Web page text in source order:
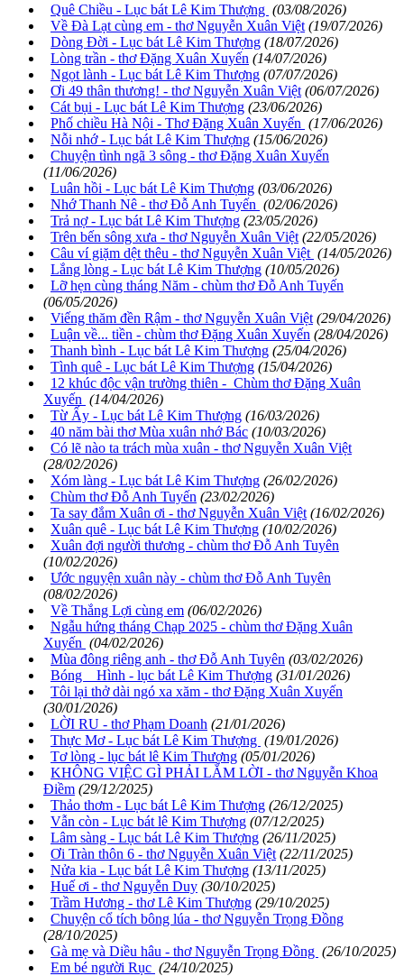
Quê Chiều - Lục bát Lê Kim Thượng (03/08/2026)
Về Đà Lạt cùng em - thơ Nguyễn Xuân Việt (19/07/2026)
Dòng Đời - Lục bát Lê Kim Thượng (18/07/2026)
Lòng trần - thơ Đặng Xuân Xuyến (14/07/2026)
Ngọt lành - Lục bát Lê Kim Thượng (07/07/2026)
Ơi 49 thân thương! - thơ Nguyễn Xuân Việt (06/07/2026)
Cát bụi - Lục bát Lê Kim Thượng (23/06/2026)
Phố chiều Hà Nội - Thơ Đặng Xuân Xuyến (17/06/2026)
Nỗi nhớ - Lục bát Lê Kim Thượng (15/06/2026)
Chuyện tình ngã 3 sông - thơ Đặng Xuân Xuyến
(11/06/2026)
Luân hồi - Lục bát Lê Kim Thượng (03/06/2026)
Nhớ Thanh Nê - thơ Đỗ Anh Tuyến (02/06/2026)
Trả nợ - Lục bát Lê Kim Thượng (23/05/2026)
Trên bến sông xưa - thơ Nguyễn Xuân Việt (22/05/2026)
Câu ví giặm dệt thêu - thơ Nguyễn Xuân Việt (14/05/2026)
Lắng lòng - Lục bát Lê Kim Thượng (10/05/2026)
Lỡ hẹn cùng tháng Năm - chùm thơ Đỗ Anh Tuyến
(06/05/2026)
Viếng thăm đền Rậm - thơ Nguyễn Xuân Việt (29/04/2026)
Luận về... tiền - chùm thơ Đặng Xuân Xuyến (28/04/2026)
Thanh bình - Lục bát Lê Kim Thượng (25/04/2026)
Tình quê - Lục bát Lê Kim Thượng (15/04/2026)
12 khúc độc vận trường thiên - Chùm thơ Đặng Xuân
Xuyến (14/04/2026)
Từ Ấy - Lục bát Lê Kim Thượng (16/03/2026)
40 năm bài thơ Mùa xuân nhớ Bác (10/03/2026)
Có lẽ nào ta trách mùa xuân - thơ Nguyễn Xuân Việt
(28/02/2026)
Xóm làng - Lục bát Lê Kim Thượng (26/02/2026)
Chùm thơ Đỗ Anh Tuyến (23/02/2026)
Ta say đắm Xuân ơi - thơ Nguyễn Xuân Việt (16/02/2026)
Xuân quê - Lục bát Lê Kim Thượng (10/02/2026)
Xuân đợi người thương - chùm thơ Đỗ Anh Tuyên
(10/02/2026)
Ước nguyện xuân này - chùm thơ Đỗ Anh Tuyên
(08/02/2026)
Về Thắng Lợi cùng em (06/02/2026)
Ngẫu hứng tháng Chạp 2025 - chùm thơ Đặng Xuân
Xuyến (04/02/2026)
Mùa đông riêng anh - thơ Đỗ Anh Tuyên (03/02/2026)
Bóng Hình - lục bát Lê Kim Thượng (31/01/2026)
Tôi lại thở dài ngó xa xăm - thơ Đặng Xuân Xuyến
(30/01/2026)
LỜI RU - thơ Phạm Doanh (21/01/2026)
Thực Mơ - Lục bát Lê Kim Thượng (19/01/2026)
Tơ lòng - lục bát lê Kim Thượng (05/01/2026)
KHÔNG VIỆC GÌ PHẢI LẮM LỜI - thơ Nguyễn Khoa
Điềm (29/12/2025)
Thảo thơm - Lục bát Lê Kim Thượng (26/12/2025)
Vẫn còn - Lục bát lê Kim Thượng (07/12/2025)
Lâm sàng - Lục bát Lê Kim Thượng (26/11/2025)
Ơi Tràn thôn 6 - thơ Nguyễn Xuân Việt (22/11/2025)
Nửa kia - Lục bát Lê Kim Thượng (13/11/2025)
Huế ơi - thơ Nguyễn Duy (30/10/2025)
Trầm Hương - thơ Lê Kim Thượng (29/10/2025)
Chuyện cổ tích bông lúa - thơ Nguyễn Trọng Đồng
(28/10/2025)
Gà mẹ và Diều hâu - thơ Nguyễn Trọng Đồng (26/10/2025)
Em bé người Rục (24/10/2025)